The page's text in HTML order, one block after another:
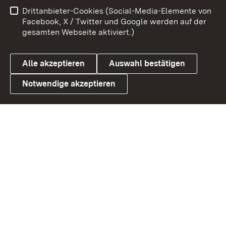
Link zum Landesportal
Benutzungshinweise
Barrierefreiheit
Datenschutz
Cookies
Drittanbieter-Cookies (Social-Media-Elemente von
Facebook, X / Twitter und Google werden auf der
gesamten Webseite aktiviert.)
Alle akzeptieren Auswahl bestätigen
Notwendige akzeptieren